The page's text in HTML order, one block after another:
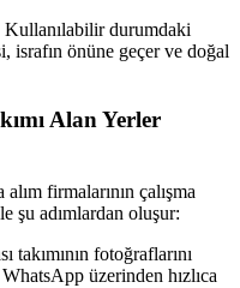
Kullanılabilir durumdaki
israfın önüne geçer ve doğal
Alan Yerler
firmalarının çalışma
şu adımlardan oluşur:
fotoğraflarını
üzerinden hızlıca